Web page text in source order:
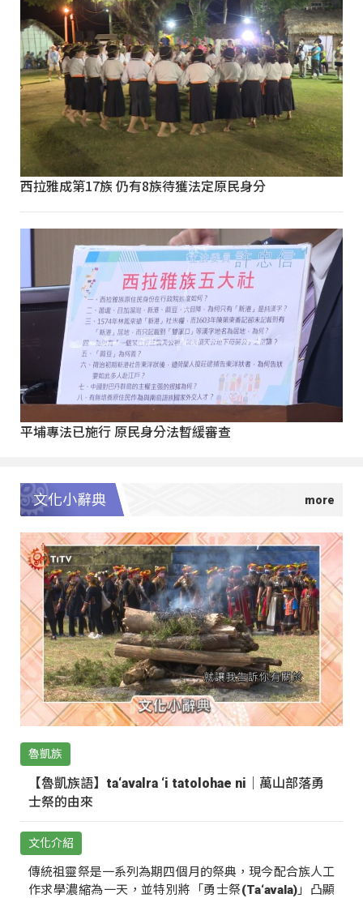
西拉雅成第17族 仍有8族待獲法定原民身分
平埔專法已施行 原民身分法暫緩審查
文化小辭典
魯凱族
【魯凱族語】ta‘avalra ‘i tatolohae ni｜萬山部落勇
士祭的由來
文化介紹
傳統祖靈祭是一系列為期四個月的祭典，現今配合族人工
作求學濃縮為一天，並特別將「勇士祭(Ta‘avala)」凸顯